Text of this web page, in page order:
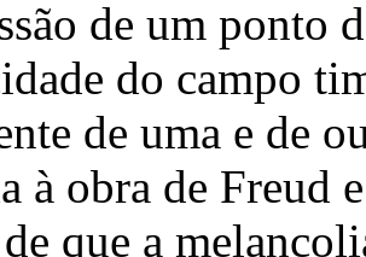
de um ponto
do campo
de uma e de
à obra de Freud
que a